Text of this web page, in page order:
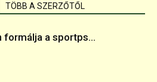
TÖBB A SZERZŐTŐL
formálja a sportps...